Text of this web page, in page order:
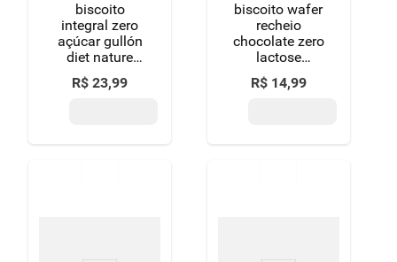
biscoito
integral zero
açúcar gullón
diet nature
pacote 170g
R$ 23,99
biscoito wafer
recheio
chocolate zero
lactose
lowçucar
pacote 115g
R$ 14,99